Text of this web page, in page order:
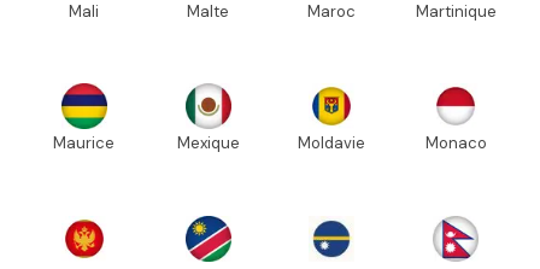
Mali Malte Maroc Martinique
Maurice Mexique Moldavie Monaco